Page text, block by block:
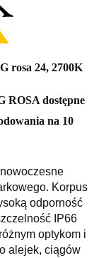
rosa 24, 2700K
ROSA dostępne
na 10
Korpus
odporność
IP66
optykom i
alejek, ciągów